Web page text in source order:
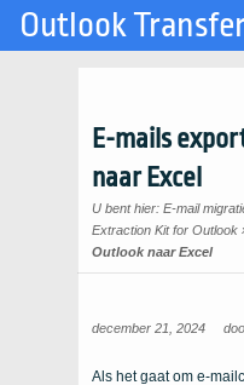
E-mails
naar Excel
U bent hier: E-mail
Extraction Kit for Outlook
Outlook naar Excel
december 21, 2024
Als het gaat om e-
Outlook